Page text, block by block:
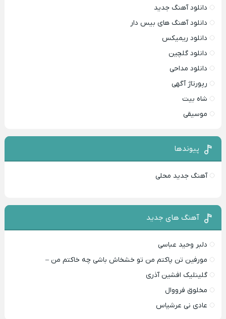
دانلود آهنگ جدید
دانلود آهنگ های بیس دار
دانلود ریمیکس
دانلود گلچین
دانلود مداحی
رپورتاژ آگهی
شاه بیت
موسیقی
پیوندها
آهنگ جدید محلی
آهنگ های جدید
دلبر وحید عباسی
مورفین تن پاکتم من تو خشخاش باشی چه خاکتم من –
گلینلیک افشین آذری
مخلوق فرووال
عادی نی عرشیاس